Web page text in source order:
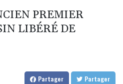
PREMIER
LIBÉRÉ DE
Partager Partager